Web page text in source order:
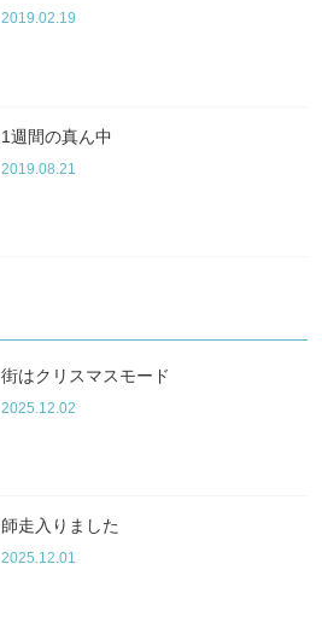
2019.02.19
1週間の真ん中
2019.08.21
街はクリスマスモード
2025.12.02
師走入りました
2025.12.01